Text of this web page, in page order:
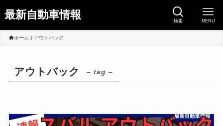
最新自動車情報 検索 MENU
ホーム アウトバック
アウトバック – tag –